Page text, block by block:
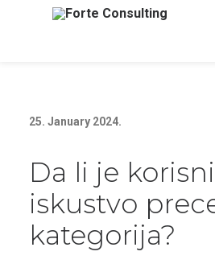
25. January 2024.
Da li je
iskustvo
kategorija?